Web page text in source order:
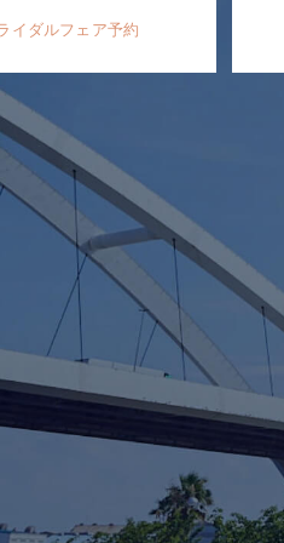
イダルフェア予約